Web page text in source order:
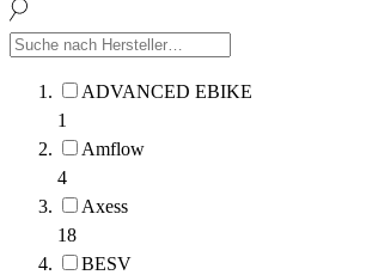
ADVANCED EBIKE
1
Amflow
4
Axess
18
BESV